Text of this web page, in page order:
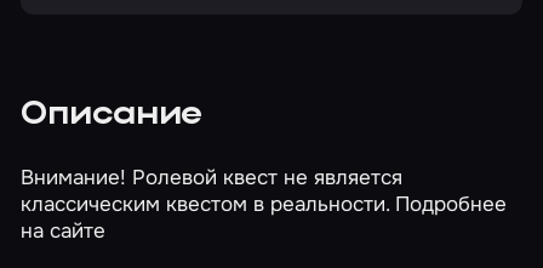
Описание
Внимание! Ролевой квест не является
классическим квестом в реальности. Подробнее
на сайте